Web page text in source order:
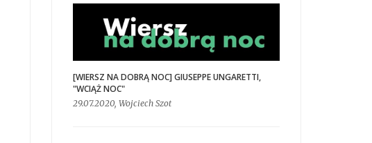
[WIERSZ NA DOBRĄ NOC] GIUSEPPE UNGARETTI,
"WCIĄŻ NOC"
29.07.2020, Wojciech Szot